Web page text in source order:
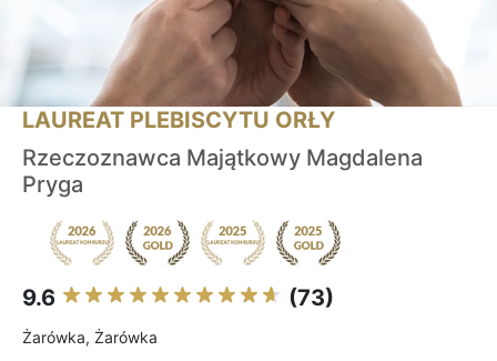
LAUREAT PLEBISCYTU ORŁY
Rzeczoznawca Majątkowy Magdalena
Pryga
9.6 (73)
Żarówka, Żarówka